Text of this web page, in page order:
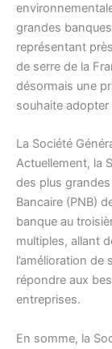
grandes
représentant
de serre de la
désormais une
souhaite
La Société
Actuellement, la
des plus
Bancaire (PNB)
banque au
multiples, allant
l’amélioration
répondre aux
entreprises.
En somme, la